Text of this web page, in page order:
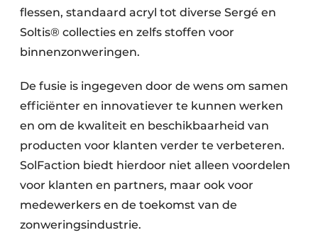
flessen, standaard acryl tot diverse Sergé en
Soltis® collecties en zelfs stoffen voor
binnenzonweringen.
De fusie is ingegeven door de wens om samen
efficiënter en innovatiever te kunnen werken
en om de kwaliteit en beschikbaarheid van
producten voor klanten verder te verbeteren.
SolFaction biedt hierdoor niet alleen voordelen
voor klanten en partners, maar ook voor
medewerkers en de toekomst van de
zonweringsindustrie.